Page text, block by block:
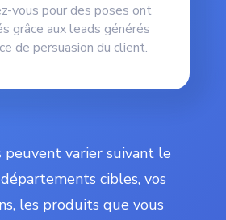
vous pour des poses ont
grâce aux leads générés
de persuasion du client.
peuvent varier suivant le
cibles, vos
les produits que vous